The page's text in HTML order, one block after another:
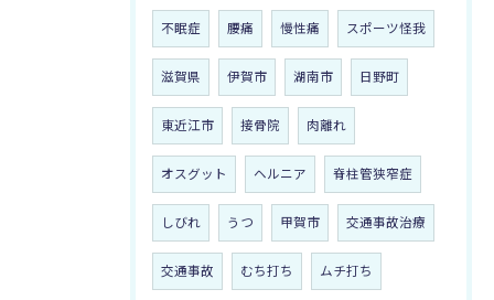
不眠症 腰痛 慢性痛 スポーツ怪我
滋賀県 伊賀市 湖南市 日野町
東近江市 接骨院 肉離れ
オスグット ヘルニア 脊柱管狭窄症
しびれ うつ 甲賀市 交通事故治療
交通事故 むち打ち ムチ打ち